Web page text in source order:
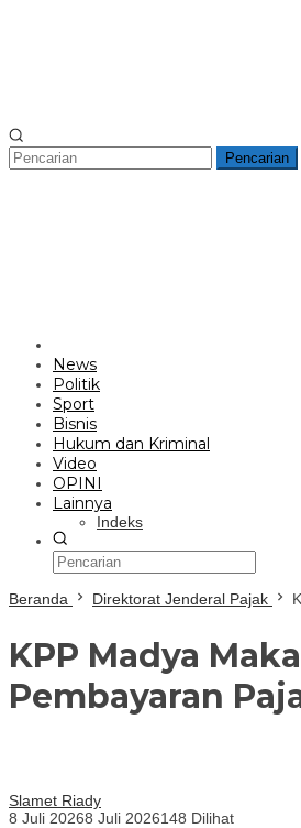
Pencarian
News
Politik
Sport
Bisnis
Hukum dan Kriminal
Video
OPINI
Lainnya
Indeks
Beranda Direktorat Jenderal Pajak
KPP Madya
Pembayaran
Slamet Riady
8 Juli 20268 Juli 2026148 Dilihat